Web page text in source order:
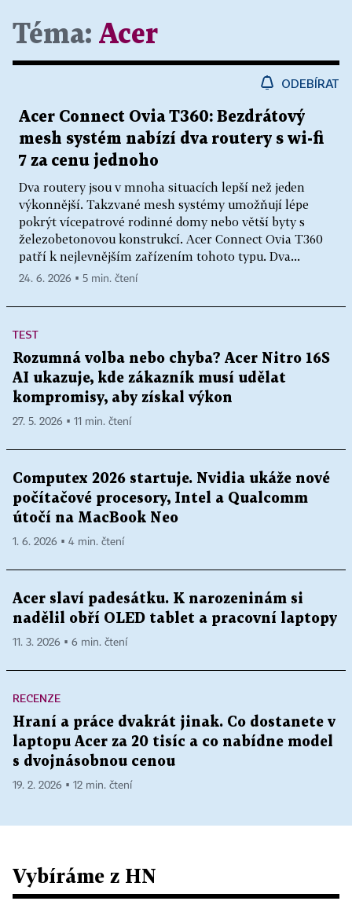
Téma: Acer
ODEBÍRAT
Acer Connect Ovia T360: Bezdrátový
mesh systém nabízí dva routery s wi-fi
7 za cenu jednoho
Dva routery jsou v mnoha situacích lepší než jeden
výkonnější. Takzvané mesh systémy umožňují lépe
pokrýt vícepatrové rodinné domy nebo větší byty s
železobetonovou konstrukcí. Acer Connect Ovia T360
patří k nejlevnějším zařízením tohoto typu. Dva...
24. 6. 2026 ▪ 5 min. čtení
TEST
Rozumná volba nebo chyba? Acer Nitro 16S
AI ukazuje, kde zákazník musí udělat
kompromisy, aby získal výkon
27. 5. 2026 ▪ 11 min. čtení
Computex 2026 startuje. Nvidia ukáže nové
počítačové procesory, Intel a Qualcomm
útočí na MacBook Neo
1. 6. 2026 ▪ 4 min. čtení
Acer slaví padesátku. K narozeninám si
nadělil obří OLED tablet a pracovní laptopy
11. 3. 2026 ▪ 6 min. čtení
RECENZE
Hraní a práce dvakrát jinak. Co dostanete v
laptopu Acer za 20 tisíc a co nabídne model
s dvojnásobnou cenou
19. 2. 2026 ▪ 12 min. čtení
Vybíráme z HN